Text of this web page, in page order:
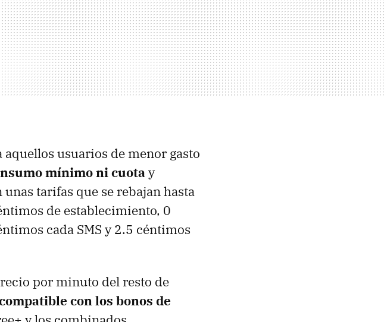
usuarios de menor gasto
mínimo ni cuota y
tarifas que se rebajan hasta
de establecimiento, 0
cada SMS y 2.5 céntimos
por minuto del resto de
con los bonos de